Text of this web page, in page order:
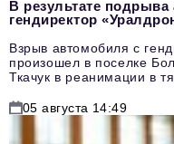
В результате
гендиректор
Взрыв автомобиля с
произошел в поселке
Ткачук в реанимации в
05 августа 14:49